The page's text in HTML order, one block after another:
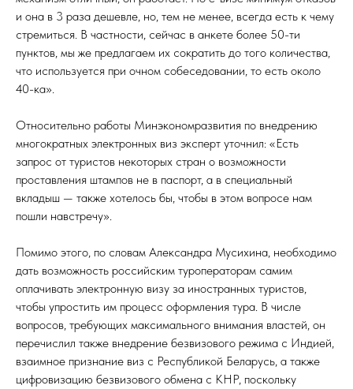
и она в 3 раза дешевле, но, тем не менее, всегда есть к чему
стремиться. В частности, сейчас в анкете более 50-ти
пунктов, мы же предлагаем их сократить до того количества,
что используется при очном собеседовании, то есть около
40-ка».
Относительно работы Минэкономразвития по внедрению
многократных электронных виз эксперт уточнил: «Есть
запрос от туристов некоторых стран о возможности
проставления штампов не в паспорт, а в специальный
вкладыш — также хотелось бы, чтобы в этом вопросе нам
пошли навстречу».
Помимо этого, по словам Александра Мусихина, необходимо
дать возможность российским туроператорам самим
оплачивать электронную визу за иностранных туристов,
чтобы упростить им процесс оформления тура. В числе
вопросов, требующих максимального внимания властей, он
перечислил также внедрение безвизового режима с Индией,
взаимное признание виз с Республикой Беларусь, а также
цифровизацию безвизового обмена с КНР, поскольку